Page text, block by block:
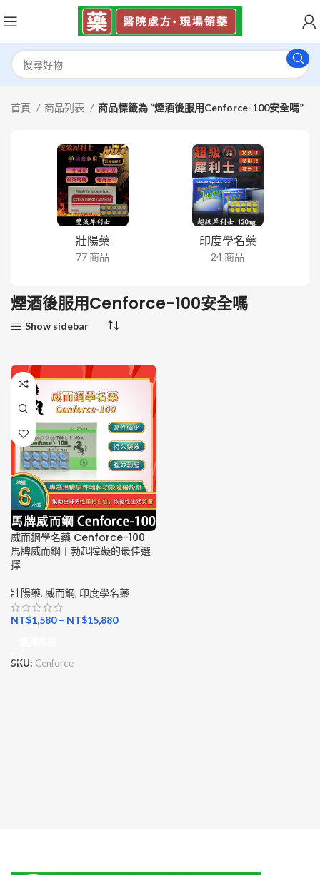
首頁 商品列表 商品標籤為 “煙酒後服用Cenforce-100安全嗎”
壯陽藥
77 商品
印度學名藥
24 商品
煙酒後服用Cenforce-100安全嗎
Show sidebar
威而鋼學名藥 Cenforce-100
馬牌威而鋼丨勃起障礙的最佳選
擇
壯陽藥, 威而鋼, 印度學名藥
NT$1,580– NT$15,880
SKU: Cenforce